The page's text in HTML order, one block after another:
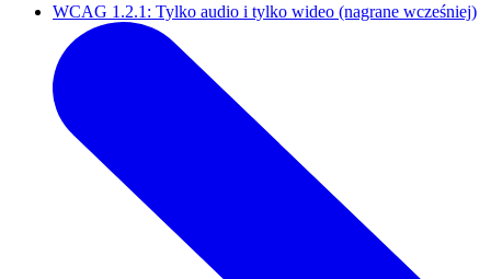
WCAG 1.2.1: Tylko audio i tylko wideo (nagrane wcześniej)